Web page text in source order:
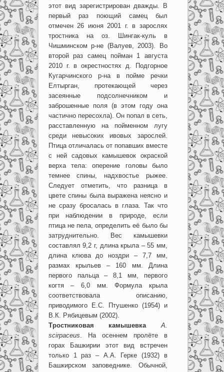
этот вид зарегистрирован дважды. В
первый раз поющий самец был
отмечен 26 июня 2001 г. в зарослях
тростника на оз. Шингак-куль в
Чишминском р-не (Валуев, 2003). Во
второй раз самец пойман 1 августа
2010 г. в окрестностях д. Подгорное
Кугарчинского р-на в пойме речки
Елтырган, протекающей через
засеянные подсолнечником и
заброшенные поля (в этом году она
частично пересохла). Он попал в сеть,
расставленную на пойменном лугу
среди невысоких ивовых зарослей.
Птица отличалась от попавших вместе
с ней садовых камышевок окраской
верха тела: оперение головы было
темнее спины, надхвостье рыжее.
Следует отметить, что разница в
цвете спины была выражена неясно и
не сразу бросалась в глаза. Так что
при наблюдении в природе, если
птица не пела, определить её было бы
затруднительно. Вес камышевки
составлял 9,2 г, длина крыла – 55 мм,
длина клюва до ноздри – 7,7 мм,
размах крыльев – 160 мм. Длина
первого пальца – 8,1 мм, первого
когтя – 6,0 мм. Формула крыла
соответствовала описанию,
приводимого Е.С. Птушенко (1954) и
В.К. Рябицевым (2002).
Тростниковая камышевка A.
scirpaceus . На осеннем пролёте в
горах Башкирии этот вид встречен
только 1 раз – А.А. Герке (1932) в
Башкирском заповеднике. Обычной,